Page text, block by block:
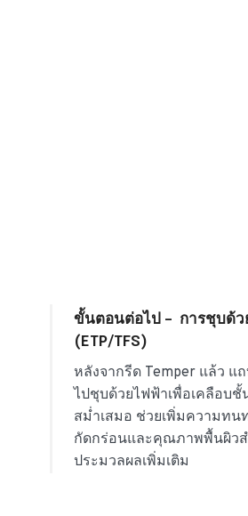
ขั้นตอนต่อไป – การชุบด้
(ETP/TFS)
หลังจากรีด Temper แล้ว แ
ไปชุบด้วยไฟฟ้าเพื่อเคลือบ
สม่ำเสมอ ช่วยเพิ่มความทน
กัดกร่อนและคุณภาพพื้นผิว
ประมวลผลเพิ่มเติม